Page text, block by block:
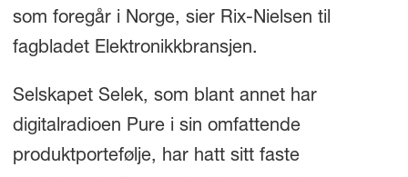
som foregår i Norge, sier Rix-Nielsen til
fagbladet Elektronikkbransjen.
Selskapet Selek, som blant annet har
digitalradioen Pure i sin omfattende
produktportefølje, har hatt sitt faste